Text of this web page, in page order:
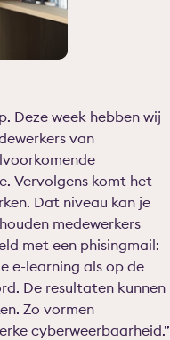
Deze week hebben wij
van
Vervolgens komt het
Dat niveau kan je
medewerkers
met een phisingmail:
e-learning als op de
De resultaten kunnen
Zo vormen
cyberweerbaarheid.”